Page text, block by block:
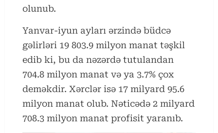
olunub.
Yanvar-iyun ayları ərzində büdcə
gəlirləri 19 803.9 milyon manat təşkil
edib ki, bu da nəzərdə tutulandan
704.8 milyon manat və ya 3.7% çox
deməkdir. Xərclər isə 17 milyard 95.6
milyon manat olub. Nəticədə 2 milyard
708.3 milyon manat profisit yaranıb.